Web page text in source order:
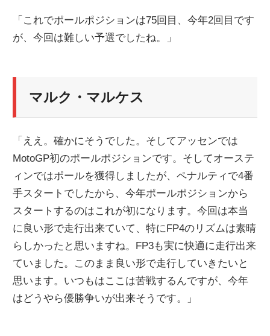
ー
「これでポールポジションは75回目、今年2回目です
が、今回は難しい予選でしたね。」
マルク・マルケス
「ええ。確かにそうでした。そしてアッセンでは
MotoGP初のポールポジションです。そしてオーステ
ィンではポールを獲得しましたが、ペナルティで4番
手スタートでしたから、今年ポールポジションから
スタートするのはこれが初になります。今回は本当
に良い形で走行出来ていて、特にFP4のリズムは素晴
らしかったと思いますね。FP3も実に快適に走行出来
ていました。このまま良い形で走行していきたいと
思います。いつもはここは苦戦するんですが、今年
はどうやら優勝争いが出来そうです。」